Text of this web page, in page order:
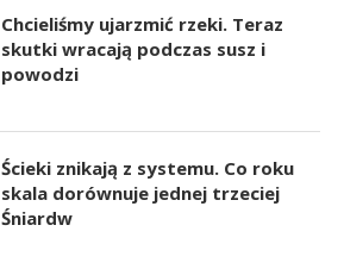
Chcieliśmy ujarzmić rzeki. Teraz
skutki wracają podczas susz i
powodzi
Ścieki znikają z systemu. Co roku
skala dorównuje jednej trzeciej
Śniardw